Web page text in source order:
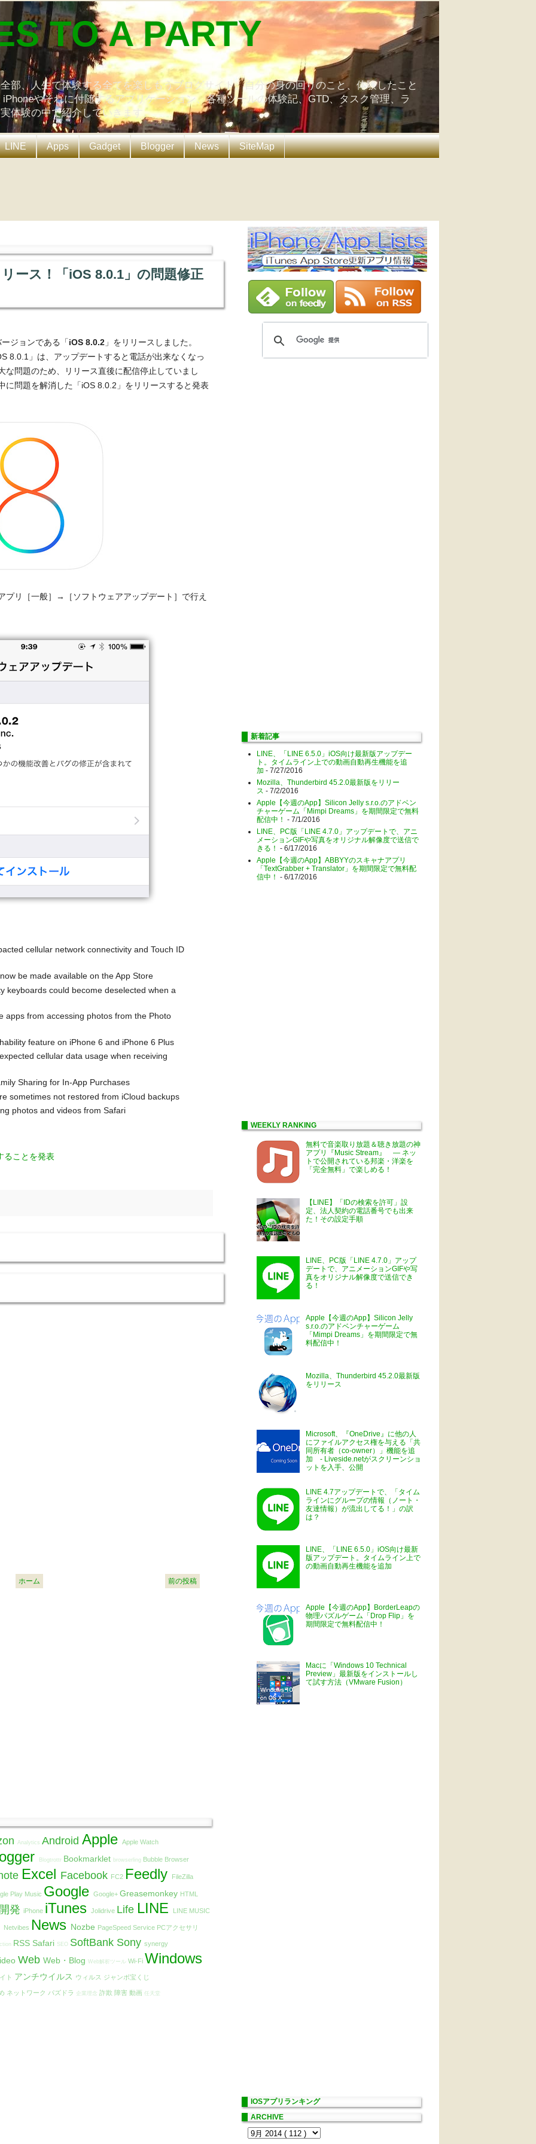
TO A PARTY
部、人生で体験する全てを楽しもうブログサイト。自分の身の回りのこと、体験したこと
やそれに付随するアプリケーション、各種ツールの体験記、GTD、タスク管理、ラ
体験の中で紹介していきます。
LINE Apps Gadget Blogger News SiteMap
ース！「iOS 8.0.1」の問題修正
ジョンである「iOS 8.0.2 」をリリースしました。
8.0.1」は、アップデートすると電話が出来なくなっ
な問題のため、リリース直後に配信停止していまし
に問題を解消した「iOS 8.0.2」をリリースすると発表
プリ［一般］→［ソフトウェアアップデート］で行え
cellular network connectivity and Touch ID
be made available on the App Store
keyboards could become deselected when a
apps from accessing photos from the Photo
feature on iPhone 6 and iPhone 6 Plus
cellular data usage when receiving
Sharing for In-App Purchases
sometimes not restored from iCloud backups
photos and videos from Safari
ることを発表
前の投稿
ホーム
Analytics Android Apple Apple Watch
Blogtrottr Bookmarklet browserling Bubble Browser
Excel Facebook FC2 Feedly FileZilla
Play Music Google Google+ Greasemonkey HTML
発 iPhone iTunes Jolidrive Life LINE LINE MUSIC
Netvibes News Nozbe PageSpeed Service PCアクセサリ
RSS Safari SEO SoftBank Sony synergy
Web Web・Blog Web解析ツール Wi-Fi Windows
ト アンチウイルス ウィルス ジャンボ宝くじ
ネットワーク パズドラ 企業理念 詐欺 障害 動画 任天堂
新着記事
LINE、「LINE 6.5.0」iOS向け最新版アップデー
ト。タイムライン上での動画自動再生機能を追
加 - 7/27/2016
Mozilla、Thunderbird 45.2.0最新版をリリー
ス - 7/2/2016
Apple【今週のApp】Silicon Jelly s.r.o.のアドベン
チャーゲーム「Mimpi Dreams」を期間限定で無料
配信中！ - 7/1/2016
LINE、PC版「LINE 4.7.0」アップデートで、アニ
メーションGIFや写真をオリジナル解像度で送信で
きる！ - 6/17/2016
Apple【今週のApp】ABBYYのスキャナアプリ
「TextGrabber + Translator」を期間限定で無料配
信中！ - 6/17/2016
WEEKLY RANKING
無料で音楽取り放題＆聴き放題の神
アプリ『Music Stream』 ― ネッ
トで公開されている邦楽・洋楽を
「完全無料」で楽しめる！
【LINE】「IDの検索を許可」設
定、法人契約の電話番号でも出来
た！その設定手順
LINE、PC版「LINE 4.7.0」アップ
デートで、アニメーションGIFや写
真をオリジナル解像度で送信でき
る！
Apple【今週のApp】Silicon Jelly
s.r.o.のアドベンチャーゲーム
「Mimpi Dreams」を期間限定で無
料配信中！
Mozilla、Thunderbird 45.2.0最新版
をリリース
Microsoft、『OneDrive』に他の人
にファイルアクセス権を与える「共
同所有者（co-owner）」機能を追
加 - Liveside.netがスクリーンショ
ットを入手、公開
LINE 4.7アップデートで、「タイム
ラインにグループの情報（ノート・
友達情報）が流出してる！」の訳
は？
LINE、「LINE 6.5.0」iOS向け最新
版アップデート。タイムライン上で
の動画自動再生機能を追加
Apple【今週のApp】BorderLeapの
物理パズルゲーム「Drop Flip」を
期間限定で無料配信中！
Macに「Windows 10 Technical
Preview」最新版をインストールし
て試す方法（VMware Fusion）
IOSアプリランキング
ARCHIVE